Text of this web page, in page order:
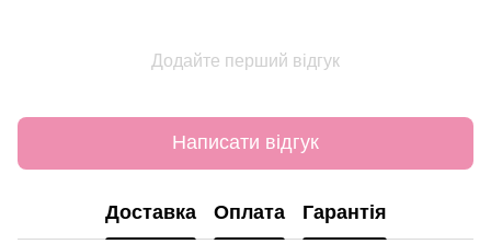
Додайте перший відгук
Написати відгук
Доставка Оплата Гарантія